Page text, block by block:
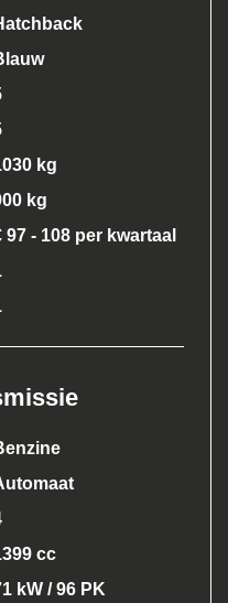
kg
kg
97 - 108 per kwartaal
cc
kW / 96 PK